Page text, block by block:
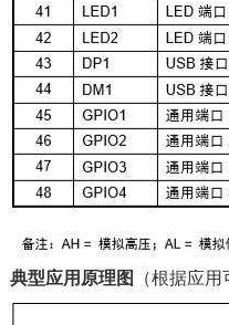
典型应用原理图 （根据应